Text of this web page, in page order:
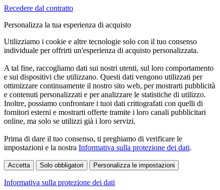
Recedere dal contratto
Personalizza la tua esperienza di acquisto
Utilizziamo i cookie e altre tecnologie solo con il tuo consenso
individuale per offrirti un'esperienza di acquisto personalizzata.
A tal fine, raccogliamo dati sui nostri utenti, sul loro comportamento
e sui dispositivi che utilizzano. Questi dati vengono utilizzati per
ottimizzare continuamente il nostro sito web, per mostrarti pubblicità
e contenuti personalizzati e per analizzare le statistiche di utilizzo.
Inoltre, possiamo confrontare i tuoi dati crittografati con quelli di
fornitori esterni e mostrarti offerte tramite i loro canali pubblicitari
online, ma solo se utilizzi già i loro servizi.
Prima di dare il tuo consenso, ti preghiamo di verificare le
impostazioni e la nostra Informativa sulla protezione dei dati.
Accetta Solo obbligatori Personalizza le impostazioni
Informativa sulla protezione dei dati